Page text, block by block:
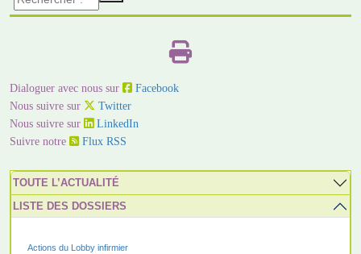
Dialoguer avec nous sur
Facebook
Nous suivre sur
Twitter
Nous suivre sur
LinkedIn
Suivre notre
Flux RSS
TOUTE L’ACTUALITÉ
LISTE DES DOSSIERS
Actions du Lobby infirmier